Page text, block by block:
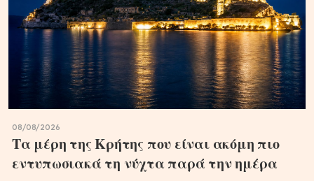
08/08/2026
Τα μέρη της Κρήτης που είναι ακόμη πιο
εντυπωσιακά τη νύχτα παρά την ημέρα